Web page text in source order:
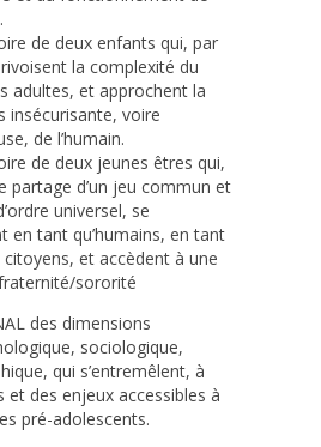
de deux enfants qui, par
la complexité du
adultes, et approchent la
insécurisante, voire
de l’humain.
de deux jeunes êtres qui,
partage d’un jeu commun et
universel, se
en tant qu’humains, en tant
et accèdent à une
sororité
des dimensions
sociologique,
qui s’entremêlent, à
des enjeux accessibles à
pré-adolescents.